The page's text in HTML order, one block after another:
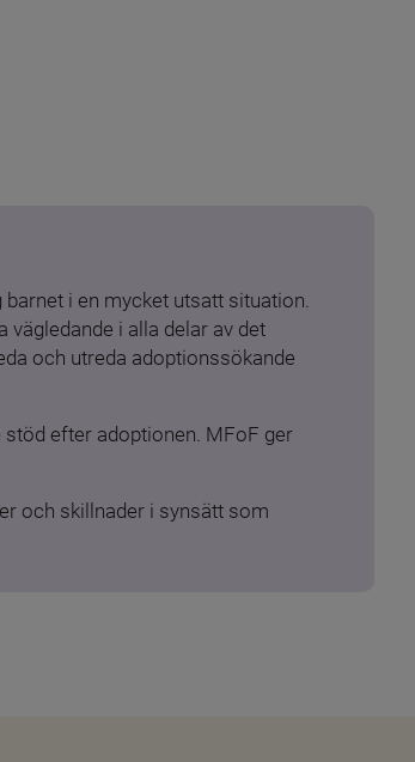
i en mycket utsatt situation.
i alla delar av det
och utreda adoptionssökande
efter adoptionen. MFoF ger
och skillnader i synsätt som